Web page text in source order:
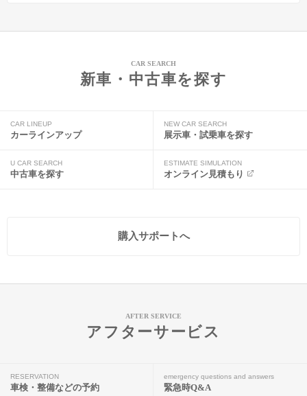
CAR SEARCH
新車・中古車を探す
CAR LINEUP
カーラインアップ
NEW CAR SEARCH
展示車・試乗車を探す
U CAR SEARCH
中古車を探す
ESTIMATE SIMULATION
オンライン見積もり
購入サポートへ
AFTER SERVICE
アフターサービス
RESERVATION
車検・整備などの予約
emergency questions and answers
緊急時Q&A